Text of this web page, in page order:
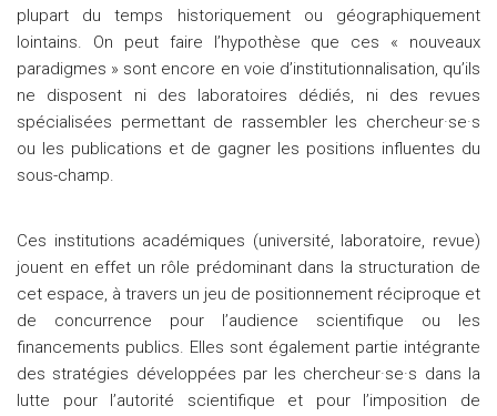
plupart du temps historiquement ou géographiquement
lointains. On peut faire l’hypothèse que ces « nouveaux
paradigmes » sont encore en voie d’institutionnalisation, qu’ils
ne disposent ni des laboratoires dédiés, ni des revues
spécialisées permettant de rassembler les chercheur·se·s
ou les publications et de gagner les positions influentes du
sous-champ.
Ces institutions académiques (université, laboratoire, revue)
jouent en effet un rôle prédominant dans la structuration de
cet espace, à travers un jeu de positionnement réciproque et
de concurrence pour l’audience scientifique ou les
financements publics. Elles sont également partie intégrante
des stratégies développées par les chercheur·se·s dans la
lutte pour l’autorité scientifique et pour l’imposition de